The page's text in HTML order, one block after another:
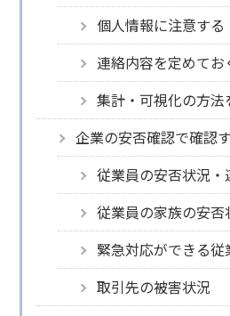
個人情報に注意する
連絡内容を定めてお
集計・可視化の方法
企業の安否確認で確認
従業員の安否状況
従業員の家族の安否
緊急対応ができる従
取引先の被害状況